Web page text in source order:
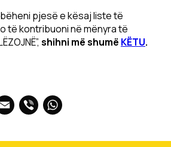
pjesë e kësaj liste të
të kontribuoni në mënyra të
shihni më shumë KËTU.
Email
Viber